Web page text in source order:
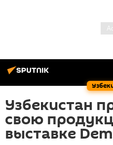
Узбекистан
свою
выставке